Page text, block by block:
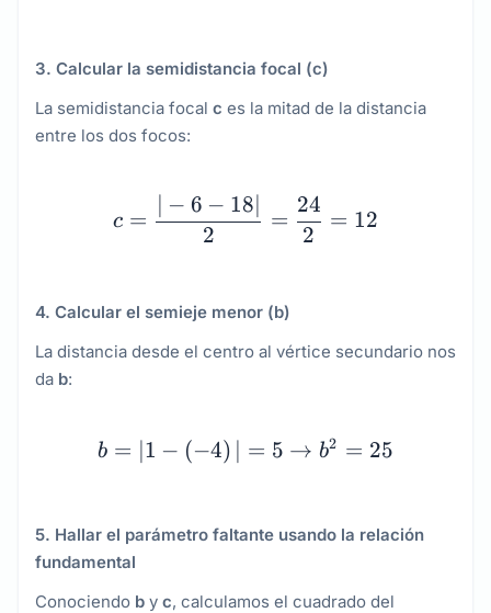
3. Calcular la semidistancia focal (c)
La semidistancia focal c es la mitad de la distancia
entre los dos focos:
c = \dfrac{|-6 -
c =
2
− 6 − 18∣
=
2
24
= 12
4. Calcular el semieje menor (b)
La distancia desde el centro al vértice secundario nos
da b:
b = |1 - \left(-4\right)|
b = ∣1 − (−4) = 5 → b2 = 25
5. Hallar el parámetro faltante usando la relación
fundamental
Conociendo b y c, calculamos el cuadrado del